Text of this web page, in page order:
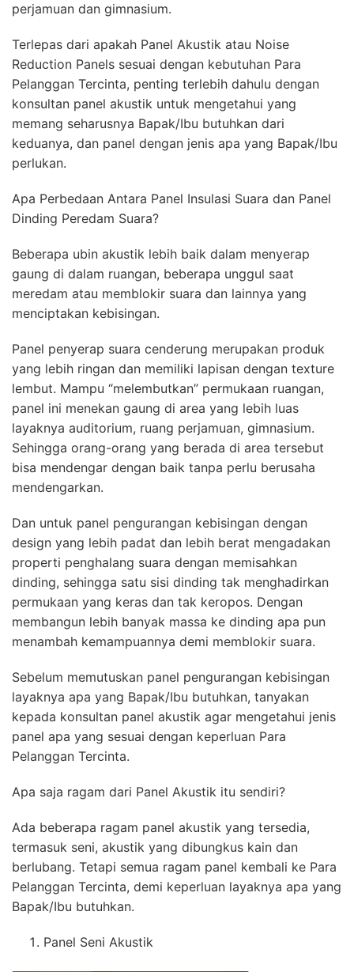
perjamuan dan gimnasium.
Terlepas dari apakah Panel Akustik atau Noise
Reduction Panels sesuai dengan kebutuhan Para
Pelanggan Tercinta, penting terlebih dahulu dengan
konsultan panel akustik untuk mengetahui yang
memang seharusnya Bapak/Ibu butuhkan dari
keduanya, dan panel dengan jenis apa yang Bapak/Ibu
perlukan.
Apa Perbedaan Antara Panel Insulasi Suara dan Panel
Dinding Peredam Suara?
Beberapa ubin akustik lebih baik dalam menyerap
gaung di dalam ruangan, beberapa unggul saat
meredam atau memblokir suara dan lainnya yang
menciptakan kebisingan.
Panel penyerap suara cenderung merupakan produk
yang lebih ringan dan memiliki lapisan dengan texture
lembut. Mampu “melembutkan” permukaan ruangan,
panel ini menekan gaung di area yang lebih luas
layaknya auditorium, ruang perjamuan, gimnasium.
Sehingga orang-orang yang berada di area tersebut
bisa mendengar dengan baik tanpa perlu berusaha
mendengarkan.
Dan untuk panel pengurangan kebisingan dengan
design yang lebih padat dan lebih berat mengadakan
properti penghalang suara dengan memisahkan
dinding, sehingga satu sisi dinding tak menghadirkan
permukaan yang keras dan tak keropos. Dengan
membangun lebih banyak massa ke dinding apa pun
menambah kemampuannya demi memblokir suara.
Sebelum memutuskan panel pengurangan kebisingan
layaknya apa yang Bapak/Ibu butuhkan, tanyakan
kepada konsultan panel akustik agar mengetahui jenis
panel apa yang sesuai dengan keperluan Para
Pelanggan Tercinta.
Apa saja ragam dari Panel Akustik itu sendiri?
Ada beberapa ragam panel akustik yang tersedia,
termasuk seni, akustik yang dibungkus kain dan
berlubang. Tetapi semua ragam panel kembali ke Para
Pelanggan Tercinta, demi keperluan layaknya apa yang
Bapak/Ibu butuhkan.
Panel Seni Akustik